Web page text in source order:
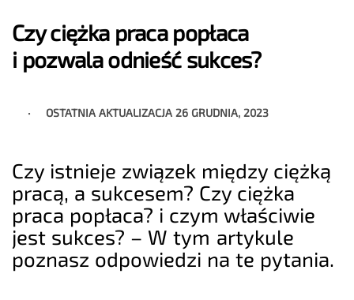
Czy ciężka praca popłaca
i pozwala odnieść sukces?
OSTATNIA AKTUALIZACJA 26 GRUDNIA, 2023
Czy istnieje związek między ciężką
pracą, a sukcesem? Czy ciężka
praca popłaca? i czym właściwie
jest sukces? – W tym artykule
poznasz odpowiedzi na te pytania.